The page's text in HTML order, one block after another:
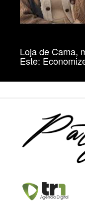
Loja de Cama,
Este: